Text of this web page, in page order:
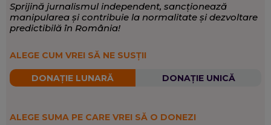
Sprijină jurnalismul independent, sancționează
manipularea și contribuie la normalitate și dezvoltare
predictibilă în România!
ALEGE CUM VREI SĂ NE SUSȚII
DONAȚIE LUNARĂ DONAȚIE UNICĂ
ALEGE SUMA PE CARE VREI SĂ O DONEZI